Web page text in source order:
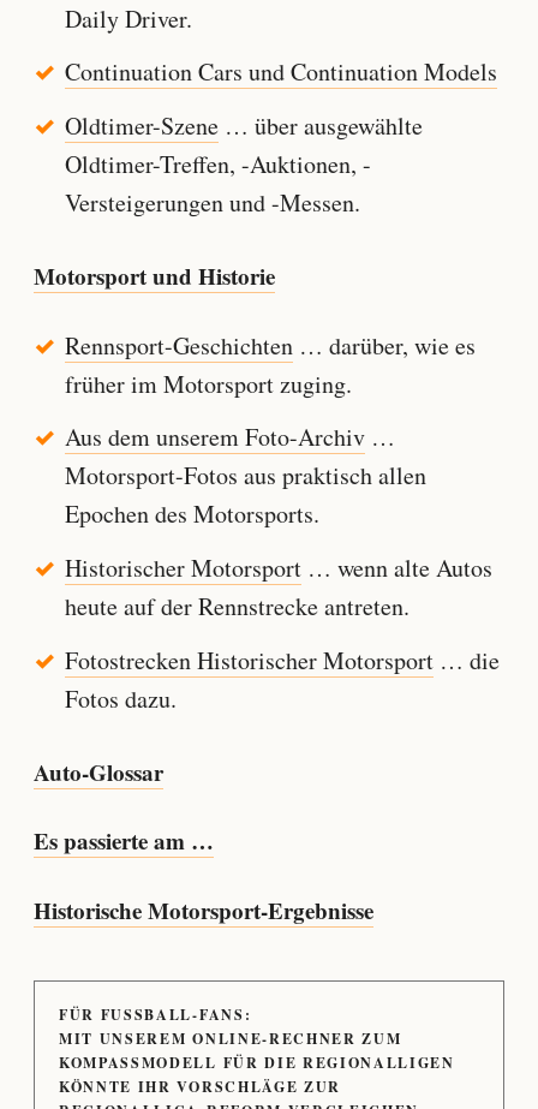
Daily Driver.
Continuation Cars und Continuation Models
Oldtimer-Szene… über ausgewählte
Oldtimer-Treffen, -Auktionen, -
Versteigerungen und -Messen.
Motorsport und Historie
Rennsport-Geschichten… darüber, wie es
früher im Motorsport zuging.
Aus dem unserem Foto-Archiv…
Motorsport-Fotos aus praktisch allen
Epochen des Motorsports.
Historischer Motorsport… wenn alte Autos
heute auf der Rennstrecke antreten.
Fotostrecken Historischer Motorsport… die
Fotos dazu.
Auto-Glossar
Es passierte am …
Historische Motorsport-Ergebnisse
FÜR FUSSBALL-FANS:
MIT UNSEREM ONLINE-RECHNER ZUM
KOMPASSMODELL FÜR DIE REGIONALLIGEN
KÖNNTE IHR VORSCHLÄGE ZUR